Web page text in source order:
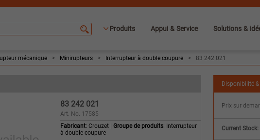
Produits Appui & Service Solutions &
mécanique > Minirupteurs > Interrupteur à double coupure > 83 242 021
Disponibilité
Prix sur
Current Stock:
83 242 021
Art. No. 17585
Fabricant: Crouzet | Groupe de produits: Interrupteur
à double coupure